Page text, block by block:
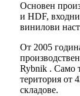
Основен
и HDF,
винилови
От 2005
Rybnik . Само
територия от
складове.